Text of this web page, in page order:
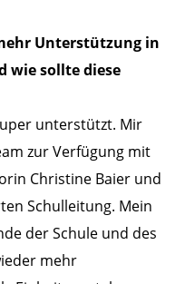
Unterstützung in
wie sollte diese
unterstützt. Mir
zur Verfügung mit
Christine Baier und
Schulleitung. Mein
der Schule und des
mehr